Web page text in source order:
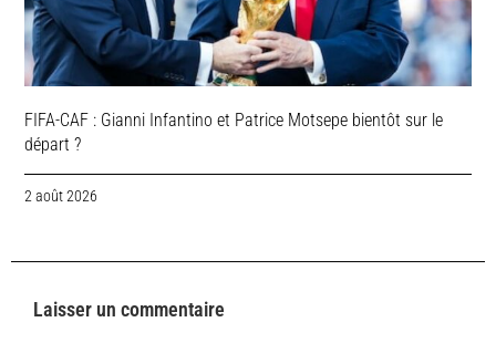
FIFA-CAF : Gianni Infantino et Patrice Motsepe bientôt sur le
départ ?
2 août 2026
Laisser un commentaire